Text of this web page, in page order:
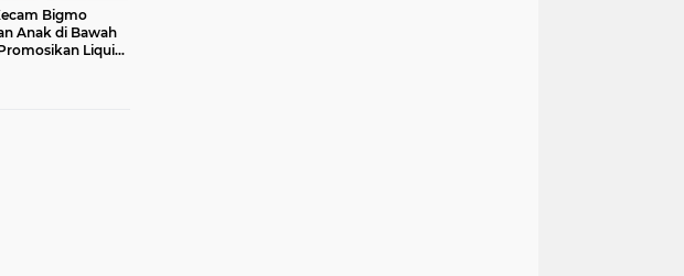
Bigmo
Anak di Bawah
Liquid